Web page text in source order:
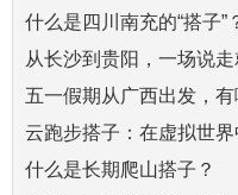
什么是四川南充的“搭子”
从长沙到贵阳，一场说
五一假期从广西出发，
云跑步搭子：在虚拟世
什么是长期爬山搭子？